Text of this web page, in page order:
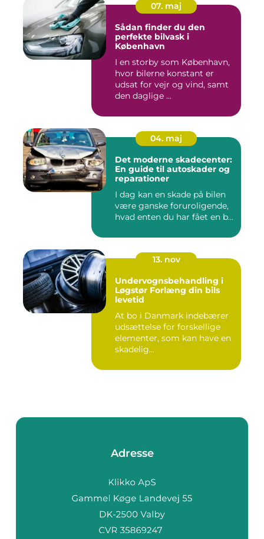
07. maj
Sådan finder du den
perfekte bilvask i
København
I en storby som København,
hvor bilerne konstant er
udsat for vejr og vind, samt
den daglige ...
04. maj
Det moderne skadecenter:
En guide til autoskader og
reparationer
I dag kan en skade på bilen
være ganske foruroligende,
hvad enten du har fået en b...
13. nov
Undervognsbehandling i
Løgstør Forlæng din bils
levetid
At bo i Danmark indebærer
udsættelse for forskellige
elementer, som kan have en
skadelig...
Adresse